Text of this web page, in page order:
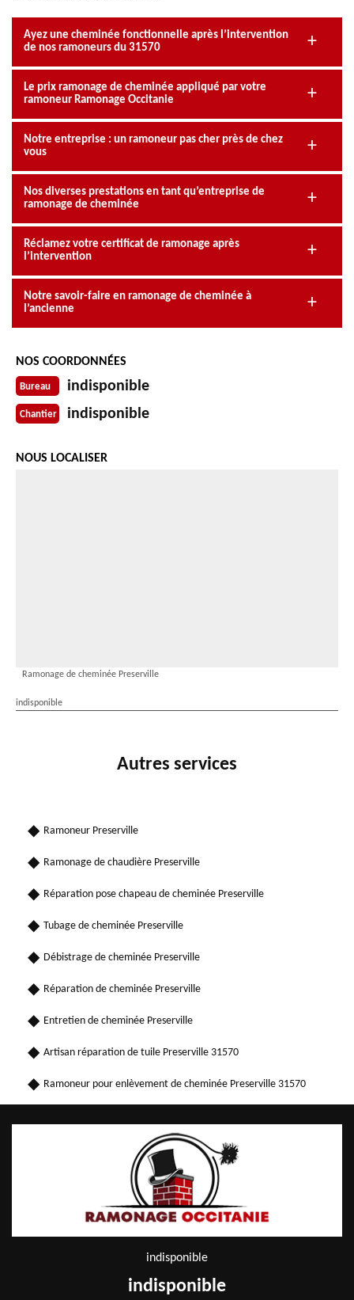
Ayez une cheminée fonctionnelle après l’intervention
de nos ramoneurs du 31570
Le prix ramonage de cheminée appliqué par votre
ramoneur Ramonage Occitanie
Notre entreprise : un ramoneur pas cher près de chez
vous
Nos diverses prestations en tant qu’entreprise de
ramonage de cheminée
Réclamez votre certificat de ramonage après
l’intervention
Notre savoir-faire en ramonage de cheminée à
l’ancienne
NOS COORDONNÉES
Bureau indisponible
Chantier indisponible
NOUS LOCALISER
Ramonage de cheminée Preserville
indisponible
Autres services
Ramoneur Preserville
Ramonage de chaudière Preserville
Réparation pose chapeau de cheminée Preserville
Tubage de cheminée Preserville
Débistrage de cheminée Preserville
Réparation de cheminée Preserville
Entretien de cheminée Preserville
Artisan réparation de tuile Preserville 31570
Ramoneur pour enlèvement de cheminée Preserville 31570
indisponible
indisponible